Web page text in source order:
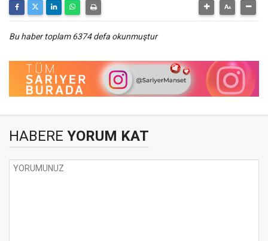
Bu haber toplam 6374 defa okunmuştur
HABERE YORUM KAT